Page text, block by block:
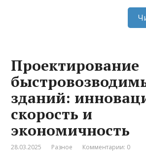
Проектирование
зданий:
скорость и
экономичность
28.03.2025 Разное Комментарии: 0